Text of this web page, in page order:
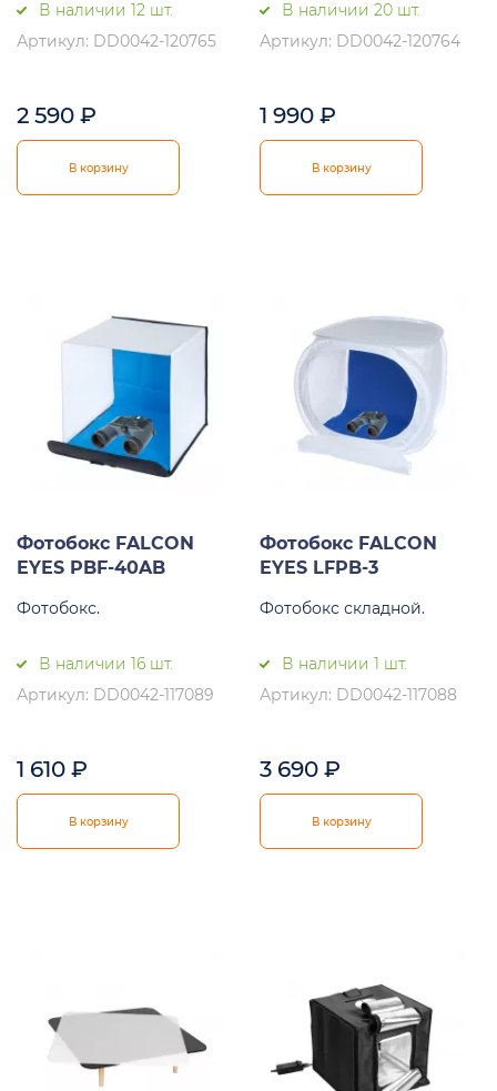
В наличии 12 шт.
Артикул: DD0042-120765
2 590 ₽
В корзину
В наличии 20 шт.
Артикул: DD0042-120764
1 990 ₽
В корзину
Фотобокс FALCON
EYES PBF-40AB
Фотобокс.
В наличии 16 шт.
Артикул: DD0042-117089
1 610 ₽
В корзину
Фотобокс FALCON
EYES LFPB-3
Фотобокс складной.
В наличии 1 шт.
Артикул: DD0042-117088
3 690 ₽
В корзину